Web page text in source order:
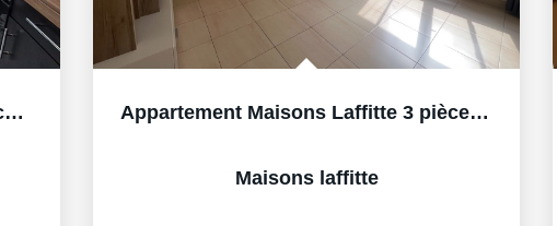
Appartement Le Mesnil Le Roi 2 pièce(s) 48 m2 Appartement Maisons Laffitte 3 pièce(s) 53 m2, BOX et cave
Maisons laffitte